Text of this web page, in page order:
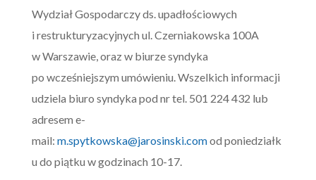
Wydział Gospodarczy ds. upadłościowych
i restrukturyzacyjnych ul. Czerniakowska 100A
w Warszawie, oraz w biurze syndyka
po wcześniejszym umówieniu. Wszelkich informacji
udziela biuro syndyka pod nr tel. 501 224 432 lub
adresem e-
mail: m.spytkowska@jarosinski.comod poniedziałk
u do piątku w godzinach 10-17.